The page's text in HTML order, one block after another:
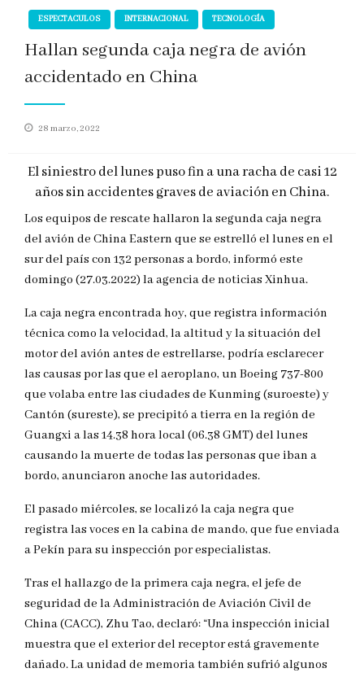
ESPECTACULOS INTERNACIONAL TECNOLOGÍA
Hallan segunda caja negra de avión
accidentado en China
Publicado
28 marzo, 2022
El siniestro del lunes puso fin a una racha de casi 12
años sin accidentes graves de aviación en China.
Los equipos de rescate hallaron la segunda caja negra
del avión de China Eastern que se estrelló el lunes en el
sur del país con 132 personas a bordo, informó este
domingo (27.03.2022) la agencia de noticias Xinhua.
La caja negra encontrada hoy, que registra información
técnica como la velocidad, la altitud y la situación del
motor del avión antes de estrellarse, podría esclarecer
las causas por las que el aeroplano, un Boeing 737-800
que volaba entre las ciudades de Kunming (suroeste) y
Cantón (sureste), se precipitó a tierra en la región de
Guangxi a las 14.38 hora local (06.38 GMT) del lunes
causando la muerte de todas las personas que iban a
bordo, anunciaron anoche las autoridades.
El pasado miércoles, se localizó la caja negra que
registra las voces en la cabina de mando, que fue enviada
a Pekín para su inspección por especialistas.
Tras el hallazgo de la primera caja negra, el jefe de
seguridad de la Administración de Aviación Civil de
China (CACC), Zhu Tao, declaró: “Una inspección inicial
muestra que el exterior del receptor está gravemente
dañado. La unidad de memoria también sufrió algunos